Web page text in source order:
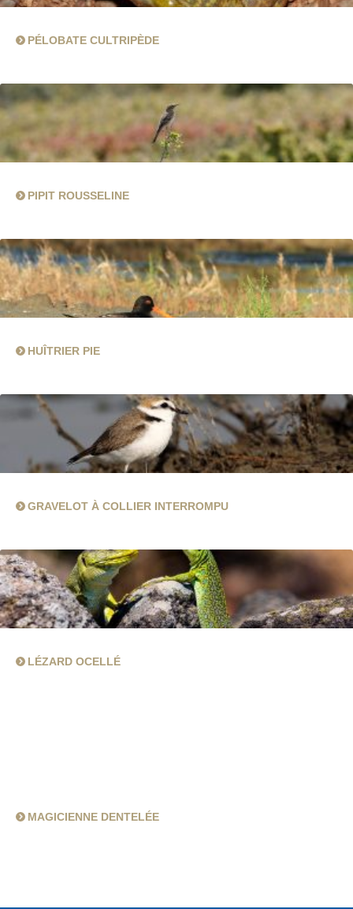
PÉLOBATE CULTRIPÈDE
PIPIT ROUSSELINE
HUÎTRIER PIE
GRAVELOT À COLLIER INTERROMPU
LÉZARD OCELLÉ
MAGICIENNE DENTELÉE